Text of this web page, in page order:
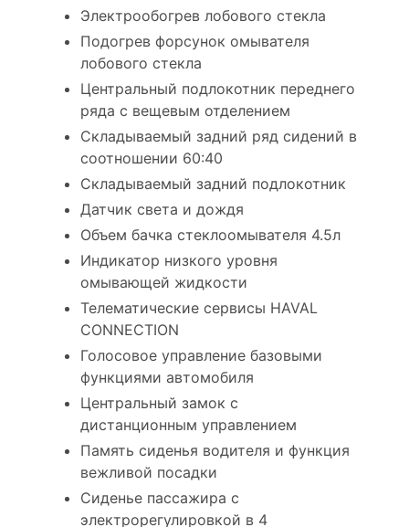
Электрообогрев лобового стекла
Подогрев форсунок омывателя
лобового стекла
Центральный подлокотник переднего
ряда с вещевым отделением
Складываемый задний ряд сидений в
соотношении 60:40
Складываемый задний подлокотник
Датчик света и дождя
Объем бачка стеклоомывателя 4.5л
Индикатор низкого уровня
омывающей жидкости
Телематические сервисы HAVAL
CONNECTION
Голосовое управление базовыми
функциями автомобиля
Центральный замок с
дистанционным управлением
Память сиденья водителя и функция
вежливой посадки
Сиденье пассажира с
электрорегулировкой в 4